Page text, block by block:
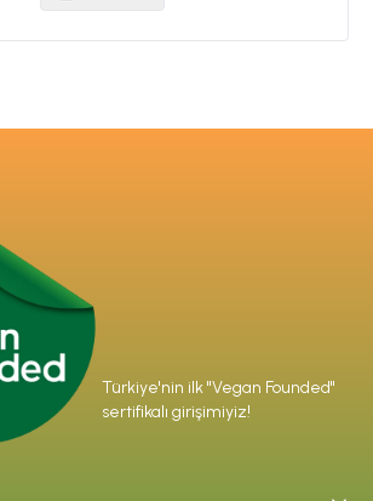
Türkiye'nin ilk "Vegan Founded"
sertifikalı girişimiyiz!